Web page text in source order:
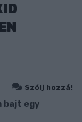
Szólj hozzá!
bajt egy